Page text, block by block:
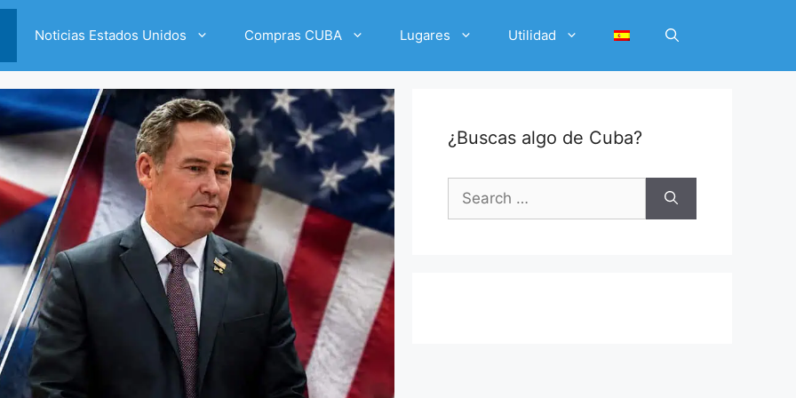
Noticias Estados Unidos Compras CUBA Lugares Utilidad
¿Buscas algo de Cuba?
Search
for: